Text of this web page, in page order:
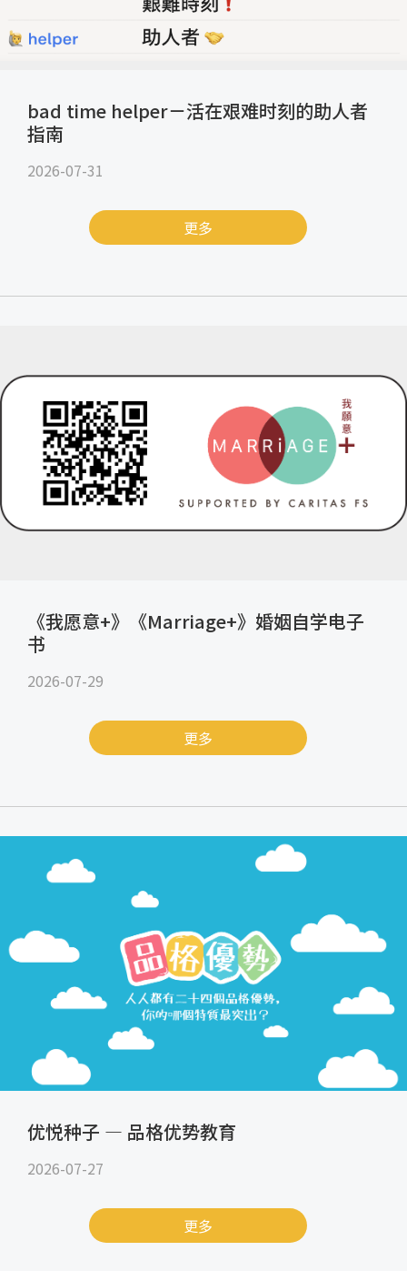
bad time helper－活在艰难时刻的助人者
指南
2026-07-31
更多
《我愿意+》《Marriage+》婚姻自学电子
书
2026-07-29
更多
优悦种子 — 品格优势教育
2026-07-27
更多